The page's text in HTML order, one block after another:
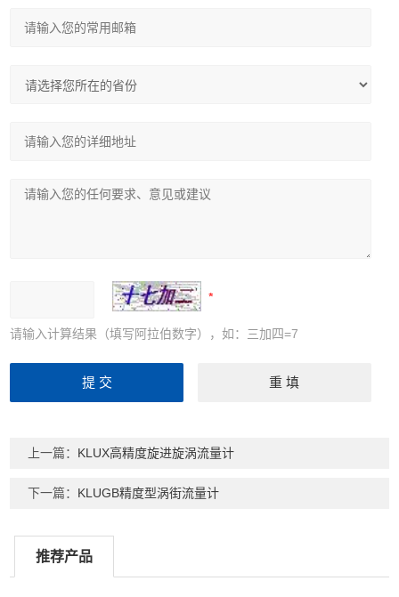
请输入计算结果（填写阿拉伯数字），如：三加四=7
上一篇： KLUX高精度旋进旋涡流量计
下一篇： KLUGB精度型涡街流量计
推荐产品